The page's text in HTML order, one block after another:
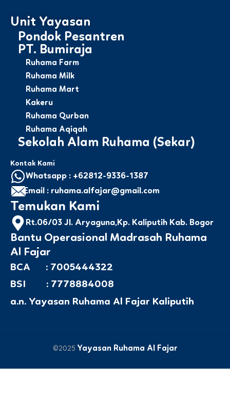
Unit Yayasan
Pondok Pesantren
PT. Bumiraja
Ruhama Farm
Ruhama Milk
Ruhama Mart
Kakeru
Ruhama Qurban
Ruhama Aqiqah
Sekolah Alam Ruhama (Sekar)
Kontak Kami
Whatsapp : +62812-9336-1387
Email : ruhama.alfajar@gmail.com
Temukan Kami
Rt.06/03 Jl. Aryaguna,Kp. Kaliputih Kab. Bogor
Bantu Operasional Madrasah Ruhama
Al Fajar
BCA : 7005444322
BSI : 7778884008
a.n. Yayasan Ruhama Al Fajar Kaliputih
©2025 Yayasan Ruhama Al Fajar